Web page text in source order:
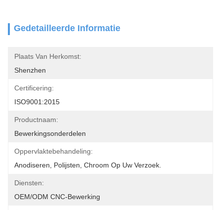
Gedetailleerde Informatie
Plaats Van Herkomst:
Shenzhen
Certificering:
ISO9001:2015
Productnaam:
Bewerkingsonderdelen
Oppervlaktebehandeling:
Anodiseren, Polijsten, Chroom Op Uw Verzoek.
Diensten:
OEM/ODM CNC-Bewerking